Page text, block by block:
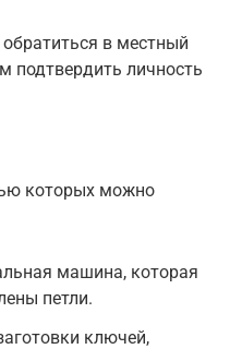
в местный
подтвердить личность
которых можно
машина, которая
петли.
ключей,